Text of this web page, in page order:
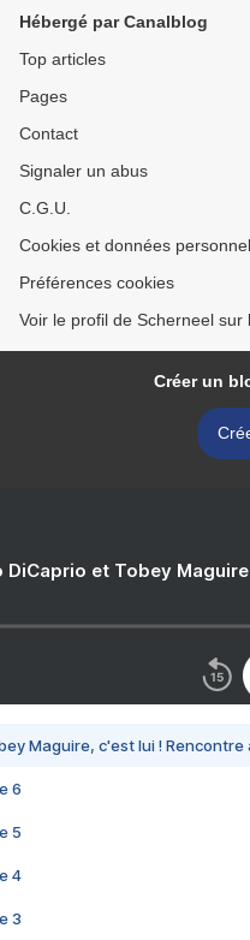
Hébergé par Canalblog
Top articles
Pages
Contact
Signaler un abus
C.G.U.
Cookies et données
Préférences cookies
Voir le profil de Scherneel sur
Créer un
DiCaprio et Tobey
Maguire, c'est lui !
6
5
4
3